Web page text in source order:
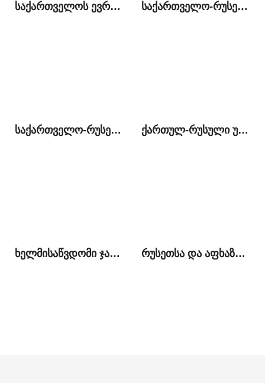
საქართველოს ევროპული ინტეგრაციის დღის წესრიგი და რუსეთთან ურთიერთობების ნორმალიზაციის პროცესი საქართველო-რუსეთი: გამყოფ ხაზზე მიმდინარე მოვლენების პოლიტიკური, სამართლებრივი და ჰუმანიტარული განზომილება
საქართველო-რუსეთი: ორი პერსპექტივა პოლიტიკურ, უსაფრთხოების და ეკონომიკურ საკითხებზე ქართულ-რუსული ურთიერთობები: ძველი სირთულეები და ახალი შესაძლებლობები
ხელმისაწვდომი ჯანდაცვა საქართველოს ოკუპირებულ ტერიტორიაზე მცხოვრები მოსახლეობისათვის: მიღწევები და გამოწვევები რუსეთსა და აფხაზეთს შორის გაფორმებული „მოკავშირეობის და სტრატეგიული პარტნიორობის შესახებ“ ხელშეკრულების კონტექსტუალური ანალიზი